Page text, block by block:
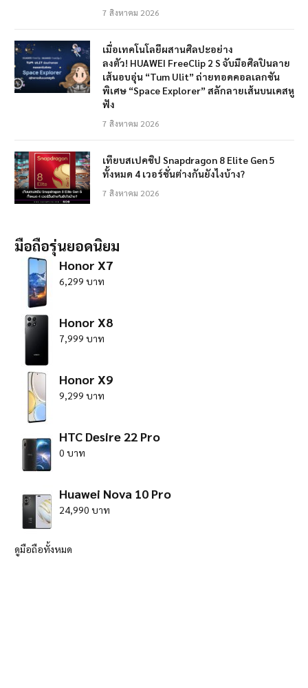
7 สิงหาคม 2026
เมื่อเทคโนโลยีผสานศิลปะอย่าง
ลงตัว! HUAWEI FreeClip 2 S จับมือศิลปินลาย
เส้นอบอุ่น “Tum Ulit” ถ่ายทอดคอลเลกชัน
พิเศษ “Space Explorer” สลักลายเส้นบนเคสหู
ฟัง
7 สิงหาคม 2026
เทียบสเปคชิป Snapdragon 8 Elite Gen 5
ทั้งหมด 4 เวอร์ชั่นต่างกันยังไงบ้าง?
7 สิงหาคม 2026
มือถือรุ่นยอดนิยม
Honor X7
6,299 บาท
Honor X8
7,999 บาท
Honor X9
9,299 บาท
HTC Desire 22 Pro
0 บาท
Huawei Nova 10 Pro
24,990 บาท
ดูมือถือทั้งหมด